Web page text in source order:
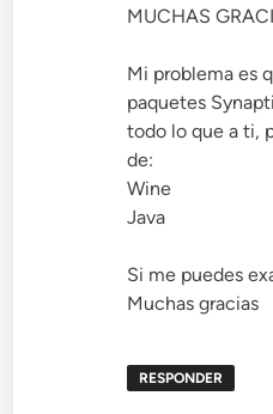
MUCHAS
Mi problema es
paquetes
todo lo que a ti,
de:
Wine
Java
Si me puedes
Muchas gracias
RESPONDER